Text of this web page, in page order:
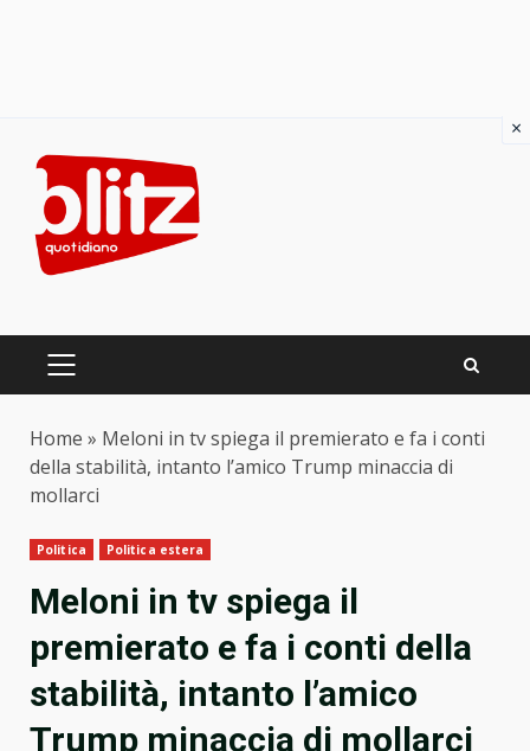
content
PRIMARY
Home » Meloni in tv spiega il premierato e fa i conti
della stabilità, intanto l’amico Trump minaccia di
mollarci
Politica Politica estera
Meloni in tv spiega il
premierato e fa i conti della
stabilità, intanto l’amico
Trump minaccia di mollarci
×